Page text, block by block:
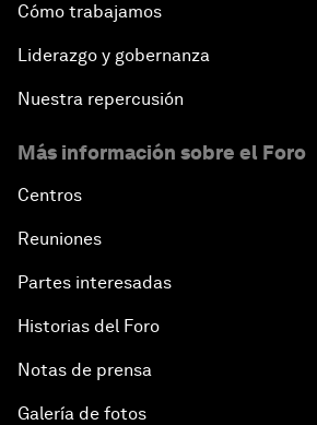
Cómo trabajamos
Liderazgo y gobernanza
Nuestra repercusión
Más información sobre el Foro
Centros
Reuniones
Partes interesadas
Historias del Foro
Notas de prensa
Galería de fotos